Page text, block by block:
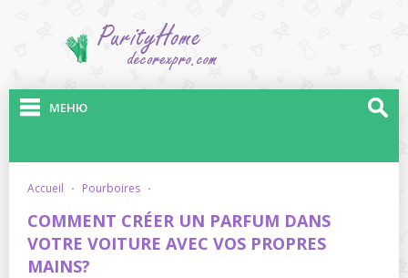
МЕНЮ
accueil · pourboires ·
COMMENT CRÉER UN PARFUM DANS
VOTRE VOITURE AVEC VOS PROPRES
MAINS?